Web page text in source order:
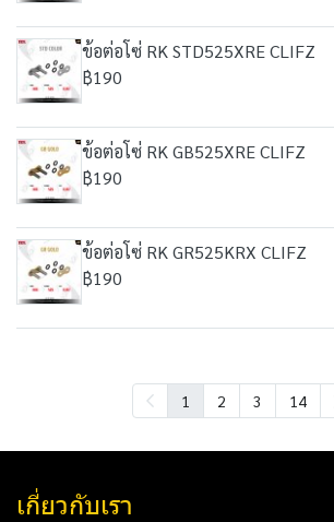
ข้อต่อโซ่ RK STD525XRE CLIFZ
฿190
ข้อต่อโซ่ RK GB525XRE CLIFZ
฿190
ข้อต่อโซ่ RK GR525KRX CLIFZ
฿190
1 2 3 14
เกี่ยวกับเรา